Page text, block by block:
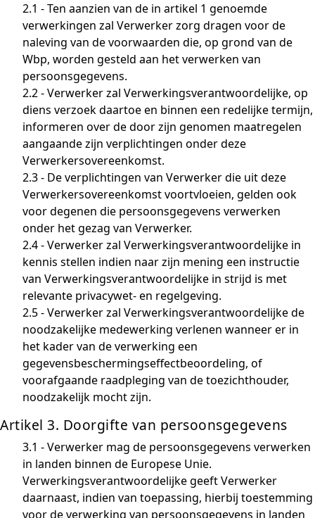
2.1 - Ten aanzien van de in artikel 1 genoemde
verwerkingen zal Verwerker zorg dragen voor de
naleving van de voorwaarden die, op grond van de
Wbp, worden gesteld aan het verwerken van
persoonsgegevens.
2.2 - Verwerker zal Verwerkingsverantwoordelijke, op
diens verzoek daartoe en binnen een redelijke termijn,
informeren over de door zijn genomen maatregelen
aangaande zijn verplichtingen onder deze
Verwerkersovereenkomst.
2.3 - De verplichtingen van Verwerker die uit deze
Verwerkersovereenkomst voortvloeien, gelden ook
voor degenen die persoonsgegevens verwerken
onder het gezag van Verwerker.
2.4 - Verwerker zal Verwerkingsverantwoordelijke in
kennis stellen indien naar zijn mening een instructie
van Verwerkingsverantwoordelijke in strijd is met
relevante privacywet- en regelgeving.
2.5 - Verwerker zal Verwerkingsverantwoordelijke de
noodzakelijke medewerking verlenen wanneer er in
het kader van de verwerking een
gegevensbeschermingseffectbeoordeling, of
voorafgaande raadpleging van de toezichthouder,
noodzakelijk mocht zijn.
Artikel 3. Doorgifte van persoonsgegevens
3.1 - Verwerker mag de persoonsgegevens verwerken
in landen binnen de Europese Unie.
Verwerkingsverantwoordelijke geeft Verwerker
daarnaast, indien van toepassing, hierbij toestemming
voor de verwerking van persoonsgegevens in landen